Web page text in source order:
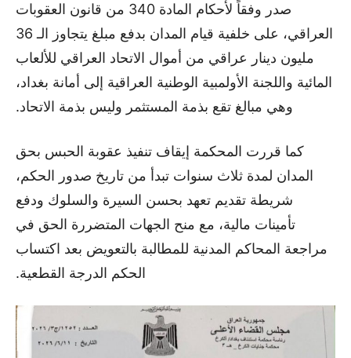
صدر وفقاً لأحكام المادة 340 من قانون العقوبات
العراقي، على خلفية قيام المدان بدفع مبلغ يتجاوز الـ 36
مليون دينار عراقي من أموال الاتحاد العراقي للألعاب
المائية واللجنة الأولمبية الوطنية العراقية إلى أمانة بغداد،
وهي مبالغ تقع بذمة المستثمر وليس بذمة الاتحاد.
كما قررت المحكمة إيقاف تنفيذ عقوبة الحبس بحق
المدان لمدة ثلاث سنوات تبدأ من تاريخ صدور الحكم،
شريطة تقديم تعهد بحسن السيرة والسلوك ودفع
تأمينات مالية، مع منح الجهات المتضررة الحق في
مراجعة المحاكم المدنية للمطالبة بالتعويض بعد اكتساب
الحكم الدرجة القطعية.